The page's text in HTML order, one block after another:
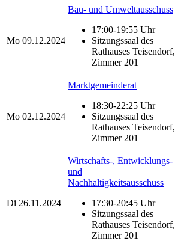
Mo 09.12.2024
Bau- und Umweltausschuss
17:00-19:55 Uhr
Sitzungssaal des
Rathauses Teisendorf,
Zimmer 201
Mo 02.12.2024
Marktgemeinderat
18:30-22:25 Uhr
Sitzungssaal des
Rathauses Teisendorf,
Zimmer 201
Di 26.11.2024
Wirtschafts-, Entwicklungs-
und
Nachhaltigkeitsausschuss
17:30-20:45 Uhr
Sitzungssaal des
Rathauses Teisendorf,
Zimmer 201